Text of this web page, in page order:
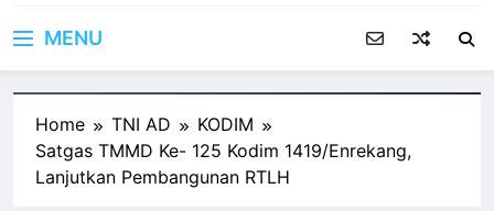
MENU
Home TNI AD
KODIM
Satgas TMMD Ke- 125 Kodim 1419/Enrekang,
Lanjutkan Pembangunan RTLH